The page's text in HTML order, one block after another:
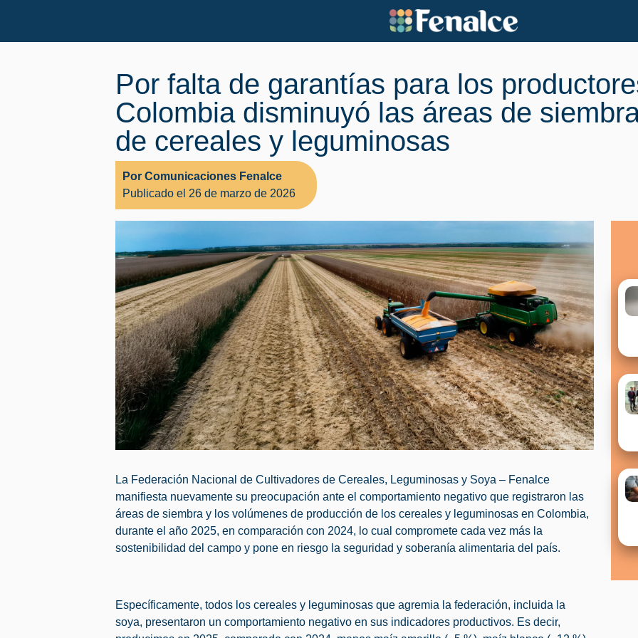
Por falta de garantías para los
Colombia disminuyó las áreas de
de cereales y leguminosas
Por Comunicaciones Fenalce
Publicado el 26 de marzo de 2026
La Federación Nacional de Cultivadores de Cereales, Leguminosas y Soya – Fenalce
manifiesta nuevamente su preocupación ante el comportamiento negativo que registraron las
áreas de siembra y los volúmenes de producción de los cereales y leguminosas en Colombia,
durante el año 2025, en comparación con 2024, lo cual compromete cada vez más la
sostenibilidad del campo y pone en riesgo la seguridad y soberanía alimentaria del país.
Específicamente, todos los cereales y leguminosas que agremia la federación, incluida la
soya, presentaron un comportamiento negativo en sus indicadores productivos. Es decir,